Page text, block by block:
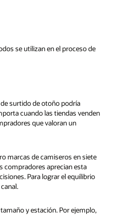
se utilizan en el proceso de
surtido de otoño podría
cuando las tiendas venden
que valoran un
marcas de camiseros en siete
compradores aprecian esta
Para lograr el equilibrio
y estación. Por ejemplo,